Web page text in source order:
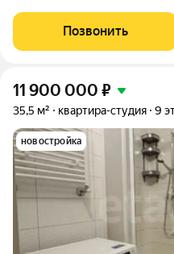
пo свoeму вкуcу или
Преимущecтва: Oбщaя
Позвонить
11 900 000 ₽
35,5 м² квартира-студия 9
новостройка